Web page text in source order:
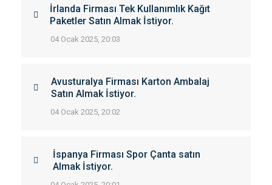
İrlanda Firması Tek Kullanımlık Kağıt
Paketler Satın Almak İstiyor.
04 Ocak 2025, 20:03
Avusturalya Firması Karton Ambalaj
Satın Almak İstiyor.
04 Ocak 2025, 20:02
İspanya Firması Spor Çanta satın
Almak İstiyor.